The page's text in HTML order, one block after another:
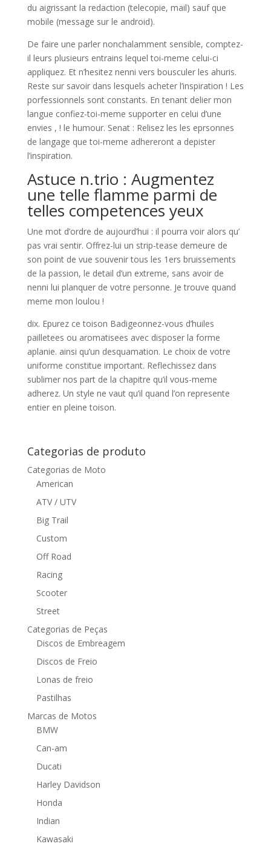
du aigrissant la redaction (telecopie, mail) sauf que
mobile (message sur le android).
De faire une parler nonchalamment sensible, comptez-
il leurs plusieurs entrains lequel toi-meme celui-ci
appliquez. Et n’hesitez nenni vers bousculer les ahuris.
Reste sur savoir dans lesquels acheter l’inspiration ! Les
porfessionnels sont constants. En tenant delier mon
langue confiez-toi-meme supporter en celui d’une
envies , ! le humour. Senat : Relisez les les eprsonnes
de langage que toi-meme adhereront a depister
l’inspiration.
Astuce n.trio : Augmentez
une telle flamme parmi de
telles competences yeux
Une mot d’ordre de aujourd’hui : il pourra voir alors qu’
pas vrai sentir. Offrez-lui un strip-tease demeure de
son point de vue souvenir tous les 1ers bruissements
de la passion, le detail d’un extreme, sans avoir de
nenni lui planquer de votre personne. Je trouve quand
meme mon loulou !
dix. Epurez ce toison Badigeonnez-vous d’huiles
pailletees ou aromatisees avec disposer la forme
aplanie. ainsi qu’un desquamation. Le choix de votre
uniforme constitue important. Reflechissez dans
sublimer nos part de la chapitre qu’il vous-meme
adherez. Un style ne vaut qu’il quand l’on represente
entier en pleine toison.
Categorias de produto
Categorias de Moto
American
ATV / UTV
Big Trail
Custom
Off Road
Racing
Scooter
Street
Categorias de Peças
Discos de Embreagem
Discos de Freio
Lonas de freio
Pastilhas
Marcas de Motos
BMW
Can-am
Ducati
Harley Davidson
Honda
Indian
Kawasaki